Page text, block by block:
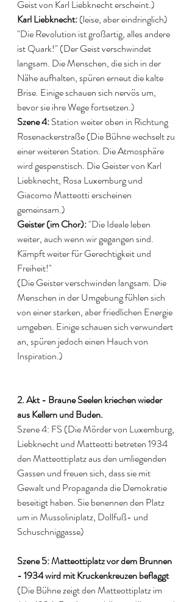
Geist von Karl Liebknecht erscheint.)
Karl Liebknecht: (leise, aber eindringlich)
"Die Revolution ist großartig, alles andere
ist Quark!" (Der Geist verschwindet
langsam. Die Menschen, die sich in der
Nähe aufhalten, spüren erneut die kalte
Brise. Einige schauen sich nervös um,
bevor sie ihre Wege fortsetzen.)
Szene 4: Station weiter oben in Richtung
Rosenackerstraße (Die Bühne wechselt zu
einer weiteren Station. Die Atmosphäre
wird gespenstisch. Die Geister von Karl
Liebknecht, Rosa Luxemburg und
Giacomo Matteotti erscheinen
gemeinsam.)
Geister (im Chor): "Die Ideale leben
weiter, auch wenn wir gegangen sind.
Kämpft weiter für Gerechtigkeit und
Freiheit!"
(Die Geister verschwinden langsam. Die
Menschen in der Umgebung fühlen sich
von einer starken, aber friedlichen Energie
umgeben. Einige schauen sich verwundert
an, spüren jedoch einen Hauch von
Inspiration.)
2. Akt - Braune Seelen kriechen wieder
aus Kellern und Buden.
Szene 4: FS (Die Mörder von Luxemburg,
Liebknecht und Matteotti betreten 1934
den Matteottiplatz aus den umliegenden
Gassen und freuen sich, dass sie mit
Gewalt und Propaganda die Demokratie
beseitigt haben. Sie benennen den Platz
um in Mussoliniplatz, Dollfuß- und
Schuschniggasse)
Szene 5: Matteottiplatz vor dem Brunnen
- 1934 wird mit Kruckenkreuzen beflaggt
(Die Bühne zeigt den Matteottiplatz im